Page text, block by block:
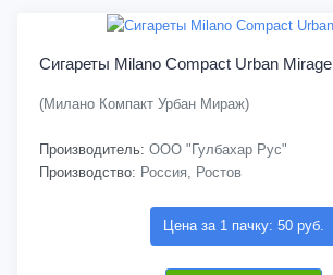
Сигареты Milano Compact Urban Mirage
(Милано Компакт Урбан Мираж)
Производитель: ООО "Гулбахар Рус"
Производство: Россия, Ростов
Цена за 1 пачку: 50 руб.